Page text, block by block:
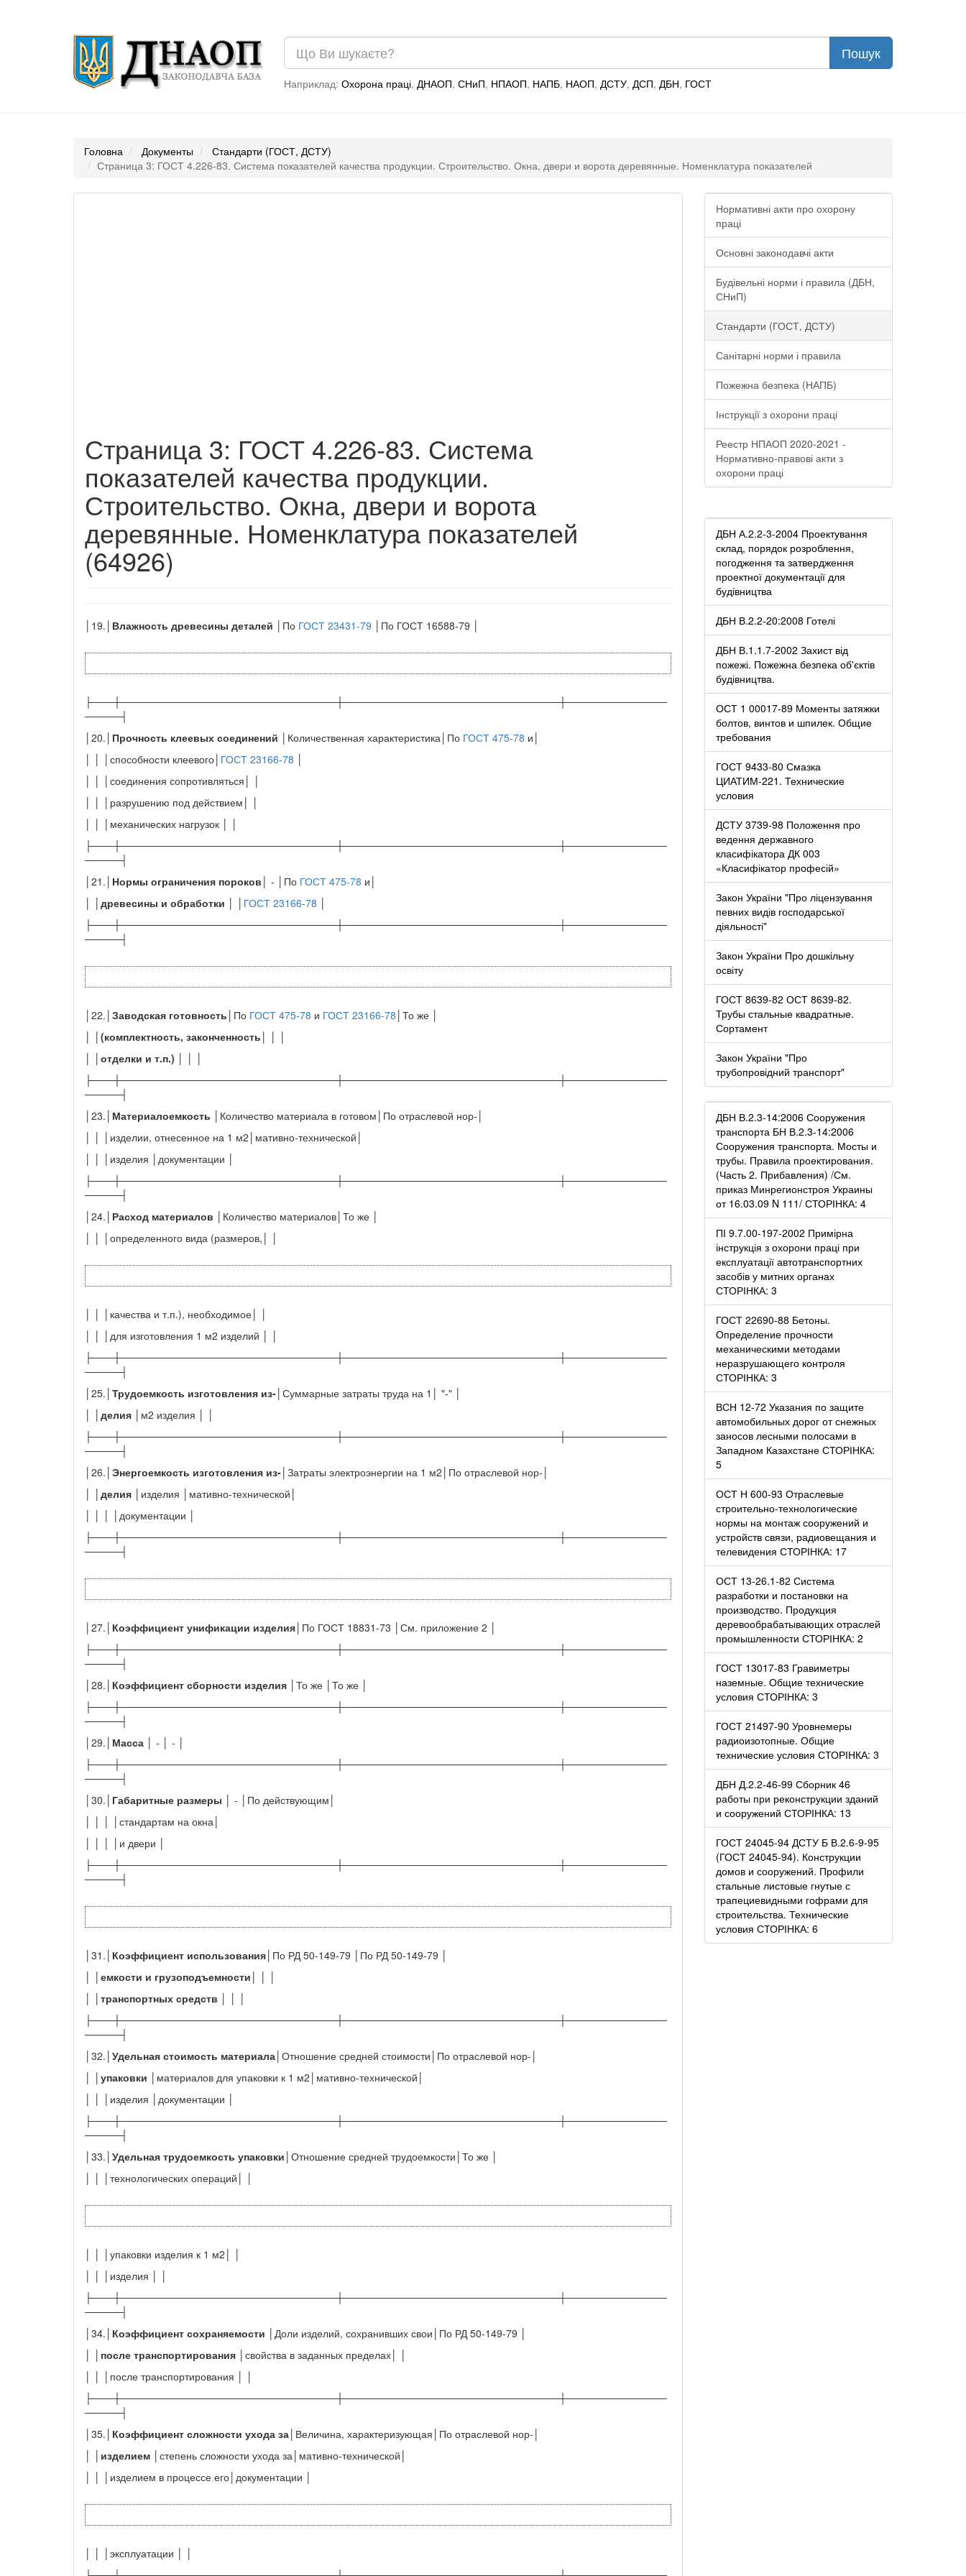
Наприклад: Охорона праці, ДНАОП, СНиП, НПАОП, НАПБ, НАОП, ДСТУ, ДСП, ДБН, ГОСТ
Головна Документы
Стандарти (ГОСТ, ДСТУ)
Страница 3: ГОСТ 4.226-83. Система показателей качества продукции. Строительство. Окна, двери и ворота деревянные. Номенклатура показателей
Страница 3: ГОСТ 4.226-83. Система
показателей качества продукции.
Строительство. Окна, двери и ворота
деревянные. Номенклатура показателей
(64926)
│19.│ Влажность древесины деталей │По ГОСТ 23431-79 │По ГОСТ 16588-79 │
├───┼──────────────────────────────┼──────────────────────────────┼──────────────
─────┤
│20.│ Прочность клеевых соединений │Количественная характеристика│По ГОСТ 475-78 и│
│ │ │способности клеевого│ ГОСТ 23166-78 │
│ │ │соединения сопротивляться│ │
│ │ │разрушению под действием│ │
│ │ │механических нагрузок │ │
├───┼──────────────────────────────┼──────────────────────────────┼──────────────
─────┤
│21.│ Нормы ограничения пороков │ - │По ГОСТ 475-78 и│
│ │ древесины и обработки │ │ ГОСТ 23166-78 │
├───┼──────────────────────────────┼──────────────────────────────┼──────────────
─────┤
│22.│ Заводская готовность │По ГОСТ 475-78 и ГОСТ 23166-78 │То же │
│ │ (комплектность, законченность │ │ │
│ │ отделки и т.п.) │ │ │
├───┼──────────────────────────────┼──────────────────────────────┼──────────────
─────┤
│23.│ Материалоемкость │Количество материала в готовом│По отраслевой нор-│
│ │ │изделии, отнесенное на 1 м2│мативно-технической│
│ │ │изделия │документации │
├───┼──────────────────────────────┼──────────────────────────────┼──────────────
─────┤
│24.│ Расход материалов │Количество материалов│То же │
│ │ │определенного вида (размеров,│ │
│ │ │качества и т.п.), необходимое│ │
│ │ │для изготовления 1 м2 изделий │ │
├───┼──────────────────────────────┼──────────────────────────────┼──────────────
─────┤
│25.│ Трудоемкость изготовления из-│Суммарные затраты труда на 1│ "-" │
│ │ делия │м2 изделия │ │
├───┼──────────────────────────────┼──────────────────────────────┼──────────────
─────┤
│26.│ Энергоемкость изготовления из-│Затраты электроэнергии на 1 м2│По отраслевой нор-│
│ │ делия │изделия │мативно-технической│
│ │ │ │документации │
├───┼──────────────────────────────┼──────────────────────────────┼──────────────
─────┤
│27.│ Коэффициент унификации изделия│По ГОСТ 18831-73 │См. приложение 2 │
├───┼──────────────────────────────┼──────────────────────────────┼──────────────
─────┤
│28.│ Коэффициент сборности изделия │То же │То же │
├───┼──────────────────────────────┼──────────────────────────────┼──────────────
─────┤
│29.│ Масса │ - │ - │
├───┼──────────────────────────────┼──────────────────────────────┼──────────────
─────┤
│30.│ Габаритные размеры │ - │По действующим│
│ │ │ │стандартам на окна│
│ │ │ │и двери │
├───┼──────────────────────────────┼──────────────────────────────┼──────────────
─────┤
│31.│ Коэффициент использования│По РД 50-149-79 │По РД 50-149-79 │
│ │ емкости и грузоподъемности │ │ │
│ │ транспортных средств │ │ │
├───┼──────────────────────────────┼──────────────────────────────┼──────────────
─────┤
│32.│ Удельная стоимость материала│Отношение средней стоимости│По отраслевой нор-│
│ │ упаковки │материалов для упаковки к 1 м2│мативно-технической│
│ │ │изделия │документации │
├───┼──────────────────────────────┼──────────────────────────────┼──────────────
─────┤
│33.│ Удельная трудоемкость упаковки │Отношение средней трудоемкости│То же │
│ │ │технологических операций│ │
│ │ │упаковки изделия к 1 м2│ │
│ │ │изделия │ │
├───┼──────────────────────────────┼──────────────────────────────┼──────────────
─────┤
│34.│ Коэффициент сохраняемости │Доли изделий, сохранивших свои│По РД 50-149-79 │
│ │ после транспортирования │свойства в заданных пределах│ │
│ │ │после транспортирования │ │
├───┼──────────────────────────────┼──────────────────────────────┼──────────────
─────┤
│35.│ Коэффициент сложности ухода за│Величина, характеризующая│По отраслевой нор-│
│ │ изделием │степень сложности ухода за│мативно-технической│
│ │ │изделием в процессе его│документации │
│ │ │эксплуатации │ │
Нормативні акти про охорону
праці
Основні законодавчі акти
Будівельні норми і правила (ДБН,
СНиП)
Стандарти (ГОСТ, ДСТУ)
Санітарні норми і правила
Пожежна безпека (НАПБ)
Інструкції з охорони праці
Реестр НПАОП 2020-2021 -
Нормативно-правові акти з
охорони праці
ДБН А.2.2-3-2004 Проектування
склад, порядок розроблення,
погодження та затвердження
проектної документації для
будівництва
ДБН В.2.2-20:2008 Готелі
ДБН В.1.1.7-2002 Захист від
пожежі. Пожежна безпека об'єктів
будівництва.
ОСТ 1 00017-89 Моменты затяжки
болтов, винтов и шпилек. Общие
требования
ГОСТ 9433-80 Смазка
ЦИАТИМ-221. Технические
условия
ДСТУ 3739-98 Положення про
ведення державного
класифікатора ДК 003
«Класифікатор професій»
Закон України "Про ліцензування
певних видів господарської
діяльності"
Закон України Про дошкільну
освіту
ГОСТ 8639-82 ОСТ 8639-82.
Трубы стальные квадратные.
Сортамент
Закон України "Про
трубопровідний транспорт"
ДБН В.2.3-14:2006 Сооружения
транспорта БН В.2.3-14:2006
Сооружения транспорта. Мосты и
трубы. Правила проектирования.
(Часть 2. Прибавления) /См.
приказ Минрегионстроя Украины
от 16.03.09 N 111/ СТОРІНКА: 4
ПІ 9.7.00-197-2002 Примірна
інструкція з охорони праці при
експлуатації автотранспортних
засобів у митних органах
СТОРІНКА: 3
ГОСТ 22690-88 Бетоны.
Определение прочности
механическими методами
неразрушающего контроля
СТОРІНКА: 3
ВСН 12-72 Указания по защите
автомобильных дорог от снежных
заносов лесными полосами в
Западном Казахстане СТОРІНКА:
5
ОСТ Н 600-93 Отраслевые
строительно-технологические
нормы на монтаж сооружений и
устройств связи, радиовещания и
телевидения СТОРІНКА: 17
ОСТ 13-26.1-82 Система
разработки и постановки на
производство. Продукция
деревообрабатывающих отраслей
промышленности СТОРІНКА: 2
ГОСТ 13017-83 Гравиметры
наземные. Общие технические
условия СТОРІНКА: 3
ГОСТ 21497-90 Уровнемеры
радиоизотопные. Общие
технические условия СТОРІНКА: 3
ДБН Д.2.2-46-99 Сборник 46
работы при реконструкции зданий
и сооружений СТОРІНКА: 13
ГОСТ 24045-94 ДСТУ Б В.2.6-9-95
(ГОСТ 24045-94). Конструкции
домов и сооружений. Профили
стальные листовые гнутые с
трапециевидными гофрами для
строительства. Технические
условия СТОРІНКА: 6